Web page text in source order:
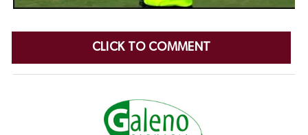
CLICK TO COMMENT